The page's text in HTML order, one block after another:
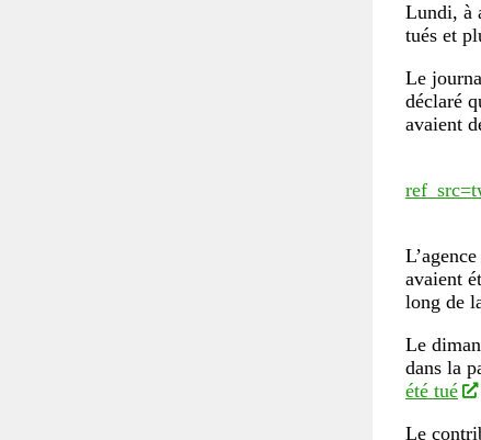
Lundi, à
tués et
Le
déclaré
avaient
avaient
long de
Le
dans la
été tué
Le